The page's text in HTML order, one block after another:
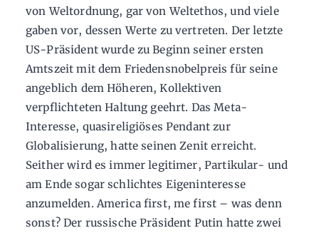
von Weltordnung, gar von Weltethos, und viele
gaben vor, dessen Werte zu vertreten. Der letzte
US-Präsident wurde zu Beginn seiner ersten
Amtszeit mit dem Friedensnobelpreis für seine
angeblich dem Höheren, Kollektiven
verpflichteten Haltung geehrt. Das Meta-
Interesse, quasireligiöses Pendant zur
Globalisierung, hatte seinen Zenit erreicht.
Seither wird es immer legitimer, Partikular- und
am Ende sogar schlichtes Eigeninteresse
anzumelden. America first, me first – was denn
sonst? Der russische Präsident Putin hatte zwei